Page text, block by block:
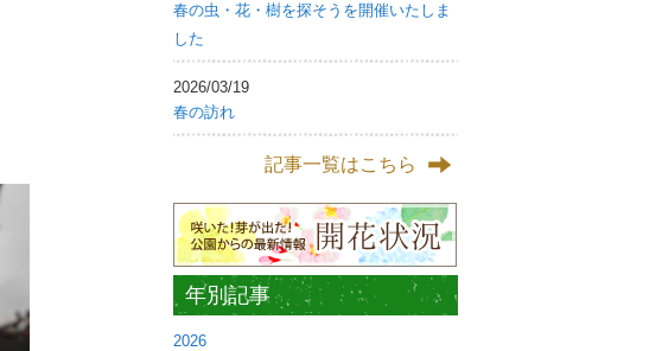
春の虫・花・樹を探そうを開催いたしま
した
2026/03/19
春の訪れ
記事一覧はこちら
年別記事
2026